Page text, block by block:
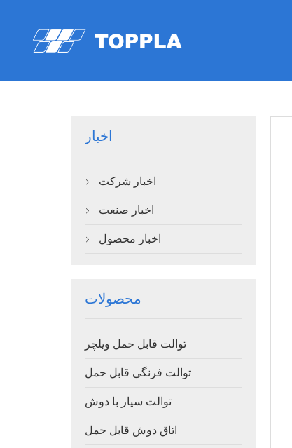
اخبار
 اخبار شرکت
 اخبار صنعت
 اخبار محصول
محصولات
توالت قابل حمل ویلچر
توالت فرنگی قابل حمل
توالت سیار با دوش
اتاق دوش قابل حمل